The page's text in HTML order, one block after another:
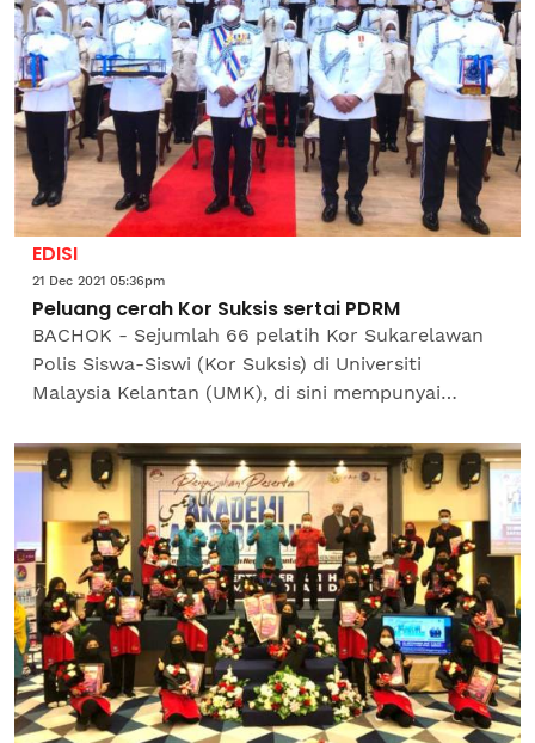
EDISI
21 Dec 2021 05:36pm
Peluang cerah Kor Suksis sertai PDRM
BACHOK - Sejumlah 66 pelatih Kor Sukarelawan
Polis Siswa-Siswi (Kor Suksis) di Universiti
Malaysia Kelantan (UMK), di sini mempunyai
Polis Diraja Malaysia...